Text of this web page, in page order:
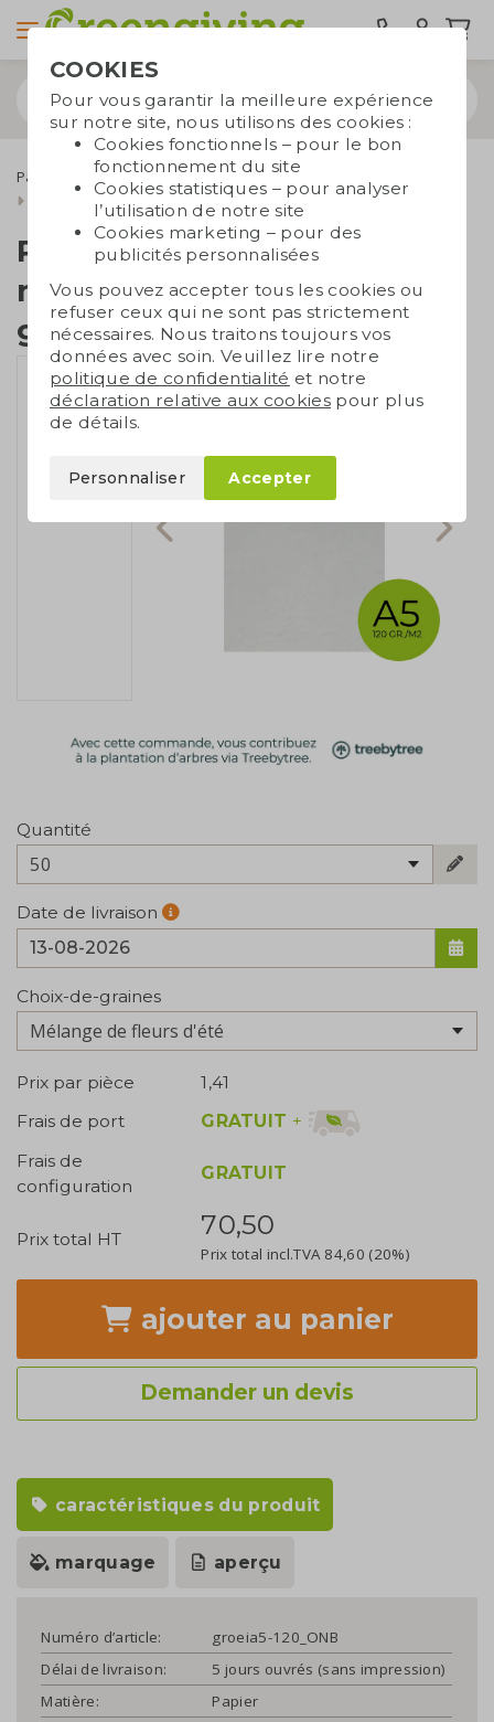
Papier ensemencé
Papier ensemencé non imprimé
Papier ensemencé A5 non imprimé | 120 gr./m2
Papier ensemencé A5
non imprimé | 120
gr./m2
Quantité
50
Date de livraison
Choix-de-graines
Prix par pièce
1,41
Frais de port
GRATUIT +
Frais de
configuration
GRATUIT
Prix total HT 70,50
Prix total incl.TVA 84,60 (20%)
ajouter au panier
Demander un devis
caractéristiques du produit
marquage aperçu
Numéro d’article:
groeia5-120_ONB
Délai de livraison:
5 jours ouvrés (sans impression)
Matière:
Papier
COOKIES
Pour vous garantir la meilleure expérience
sur notre site, nous utilisons des cookies :
Cookies fonctionnels – pour le bon
fonctionnement du site
Cookies statistiques – pour analyser
l’utilisation de notre site
Cookies marketing – pour des
publicités personnalisées
Vous pouvez accepter tous les cookies ou
refuser ceux qui ne sont pas strictement
nécessaires. Nous traitons toujours vos
données avec soin. Veuillez lire notre
politique de confidentialité et notre
déclaration relative aux cookies pour plus
de détails.
Personnaliser Accepter